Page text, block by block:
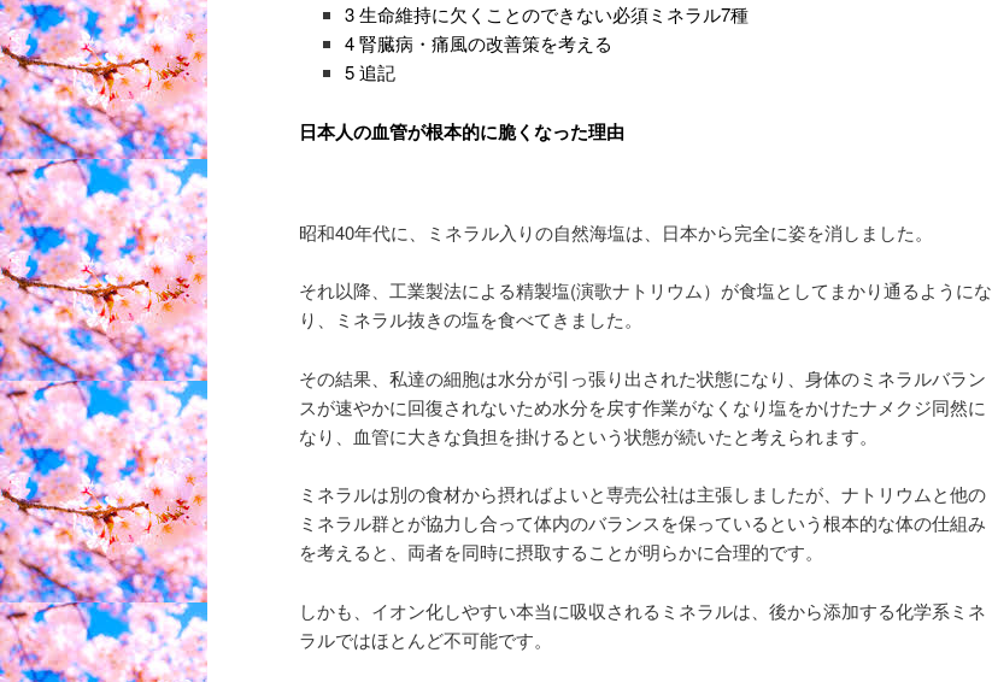
3生命維持に欠くことのできない必須ミネラル7種
4腎臓病・痛風の改善策を考える
5追記
日本人の血管が根本的に脆くなった理由
昭和40年代に、ミネラル入りの自然海塩は、日本から完全に姿を消しました。
それ以降、工業製法による精製塩(演歌ナトリウム）が食塩としてまかり通るようにな
り、ミネラル抜きの塩を食べてきました。
その結果、私達の細胞は水分が引っ張り出された状態になり、身体のミネラルバラン
スが速やかに回復されないため水分を戻す作業がなくなり塩をかけたナメクジ同然に
なり、血管に大きな負担を掛けるという状態が続いたと考えられます。
ミネラルは別の食材から摂ればよいと専売公社は主張しましたが、ナトリウムと他の
ミネラル群とが協力し合って体内のバランスを保っているという根本的な体の仕組み
を考えると、両者を同時に摂取することが明らかに合理的です。
しかも、イオン化しやすい本当に吸収されるミネラルは、後から添加する化学系ミネ
ラルではほとんど不可能です。